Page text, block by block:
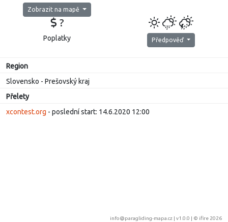
Zobrazit na mapě
?
Poplatky Předpověď
Region
Slovensko - Prešovský kraj
Přelety
xcontest.org - poslední start: 14.6.2020 12:00
info@paragliding-mapa.cz | v1.0.0 | © ifire 2026